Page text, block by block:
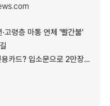
고령층 마통 연체 '빨간불'
드? 입소문으로 2만장 발급